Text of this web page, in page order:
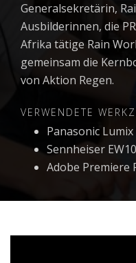
Generalsekretärin,
Ausbilderinnen, die
Afrika tätige Rain
gemeinsam die
von Aktion Regen.
VERWENDETE
Panasonic Lumix
Sennheiser
Adobe Premiere